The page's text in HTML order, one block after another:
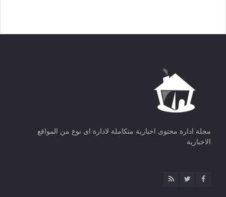
مجلة ادارة محتوى اخبارية متكاملة لادارة اى نوع من المواقع
الاخبارية